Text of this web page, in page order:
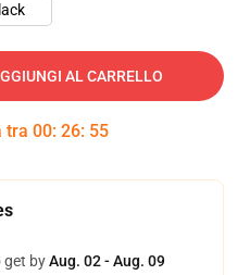
AL CARRELLO
tra 00: 26: 54
get byAug. 02 - Aug. 09